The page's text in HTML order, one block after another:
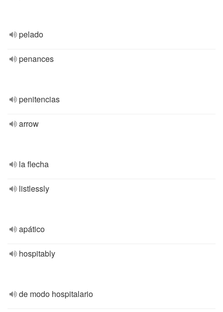
pelado
penances
penitencias
arrow
la flecha
listlessly
apático
hospitably
de modo hospitalario